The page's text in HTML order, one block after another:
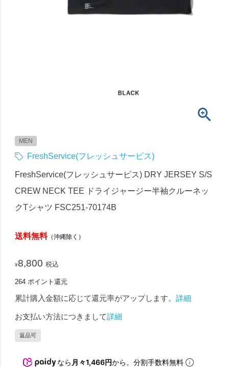
MEN
FreshService(フレッシュサービス)
FreshService(フレッシュサービス) DRY JERSEY S/S
CREW NECK TEE ドライジャージー半袖クルーネッ
クTシャツ FSC251-70174B
送料無料（沖縄除く）
¥8,800 税込
264 ポイント還元
累計購入金額に応じて還元率がアップします。詳細
お支払い方法につきまして詳細
返品可
なら 月々1,466円から。分割手数料無料